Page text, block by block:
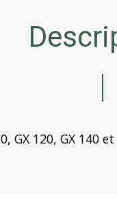
GX 120, GX 140